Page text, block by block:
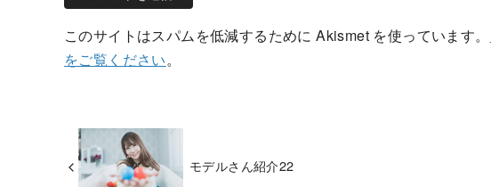
このサイトはスパムを低減するために Akismet を使っています。
をご覧ください。
モデルさん紹介22